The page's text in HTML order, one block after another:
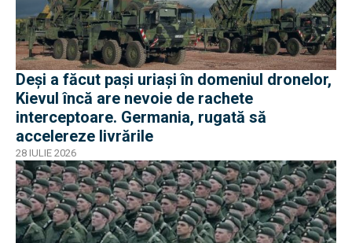
Deși a făcut pași uriași în domeniul dronelor,
Kievul încă are nevoie de rachete
interceptoare. Germania, rugată să
accelereze livrările
28 IULIE 2026